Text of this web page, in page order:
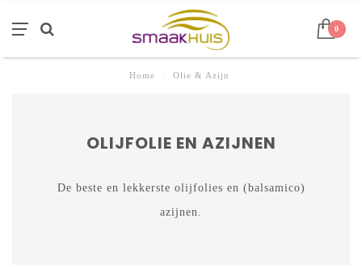
0
Home Olie & Azijn
OLIJFOLIE EN AZIJNEN
De beste en lekkerste olijfolies en (balsamico)
azijnen.